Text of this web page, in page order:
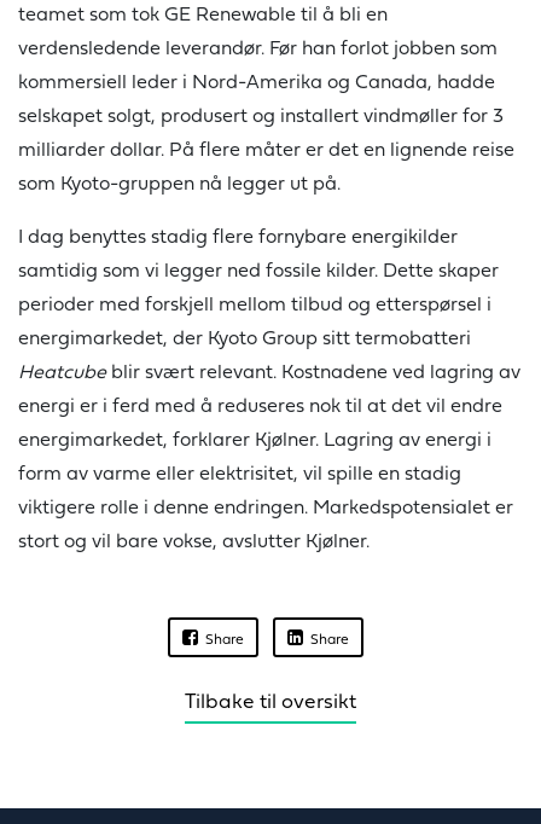
teamet som tok GE Renewable til å bli en
verdensledende leverandør. Før han forlot jobben som
kommersiell leder i Nord-Amerika og Canada, hadde
selskapet solgt, produsert og installert vindmøller for 3
milliarder dollar. På flere måter er det en lignende reise
som Kyoto-gruppen nå legger ut på.
I dag benyttes stadig flere fornybare energikilder
samtidig som vi legger ned fossile kilder. Dette skaper
perioder med forskjell mellom tilbud og etterspørsel i
energimarkedet, der Kyoto Group sitt termobatteri
Heatcubeblir svært relevant. Kostnadene ved lagring av
energi er i ferd med å reduseres nok til at det vil endre
energimarkedet, forklarer Kjølner. Lagring av energi i
form av varme eller elektrisitet, vil spille en stadig
viktigere rolle i denne endringen. Markedspotensialet er
stort og vil bare vokse, avslutter Kjølner.
Share Share
Tilbake til oversikt